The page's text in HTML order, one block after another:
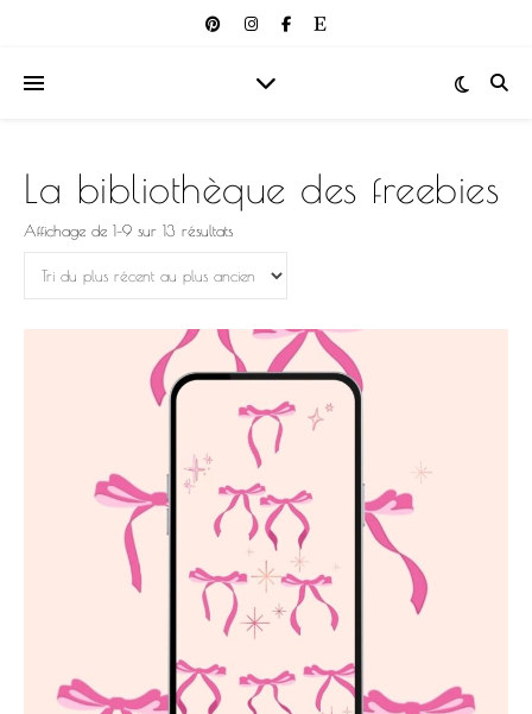
La bibliothèque des freebies
Affichage de 1–9 sur 13 résultatsTrié du plus récent au plus ancien